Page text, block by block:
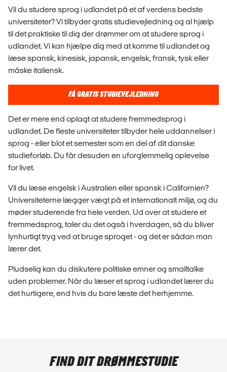
Vil du studere sprog i udlandet på et af verdens bedste
universiteter? Vi tilbyder gratis studievejledning og al hjælp
til det praktiske til dig der drømmer om at studere sprog i
udlandet. Vi kan hjælpe dig med at komme til udlandet og
læse spansk, kinesisk, japansk, engelsk, fransk, tysk eller
måske italiensk.
FÅ GRATIS STUDIEVEJLEDNING
Det er mere end oplagt at studere fremmedsprog i
udlandet. De fleste universiteter tilbyder hele uddannelser i
sprog - eller blot et semester som en del af dit danske
studieforløb. Du får desuden en uforglemmelig oplevelse
for livet.
Vil du læse engelsk i Australien eller spansk i Californien?
Universiteterne lægger vægt på et internationalt miljø, og du
møder studerende fra hele verden. Ud over at studere et
fremmedsprog, taler du det også i hverdagen, så du bliver
lynhurtigt tryg ved at bruge sproget - og det er sådan man
lærer det.
Pludselig kan du diskutere politiske emner og smalltalke
uden problemer. Når du læser et sprog i udlandet lærer du
det hurtigere, end hvis du bare læste det herhjemme.
FIND DIT DRØMMESTUDIE